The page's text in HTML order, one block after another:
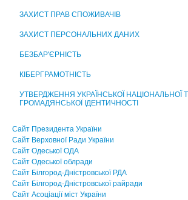
ЗАХИСТ ПРАВ СПОЖИВАЧІВ
ЗАХИСТ ПЕРСОНАЛЬНИХ ДАНИХ
БЕЗБАР'ЄРНІСТЬ
КІБЕРГРАМОТНІСТЬ
УТВЕРДЖЕННЯ УКРАЇНСЬКОЇ НАЦІОНАЛЬНОЇ
ГРОМАДЯНСЬКОЇ ІДЕНТИЧНОСТІ
Сайт Президента України
Сайт Верховної Ради України
Сайт Одеської ОДА
Сайт Одеської облради
Сайт Білгород-Дністровської РДА
Сайт Білгород-Дністровської райради
Сайт Асоцiацiї мiст України